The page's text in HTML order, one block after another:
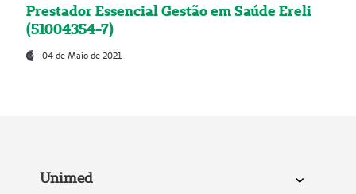
Prestador Essencial Gestão em Saúde Ereli
(51004354-7)
04 de Maio de 2021
Unimed